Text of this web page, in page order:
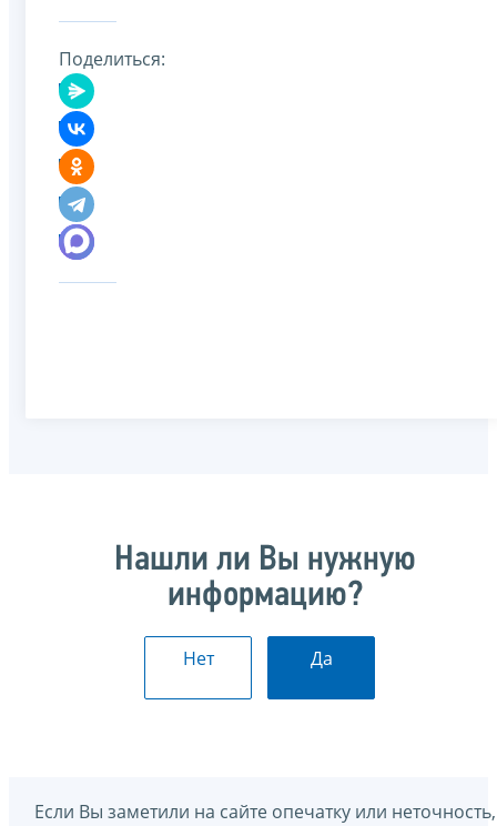
Поделиться:
Нашли ли Вы нужную
информацию?
Нет Да
Если Вы заметили на сайте опечатку или неточность,